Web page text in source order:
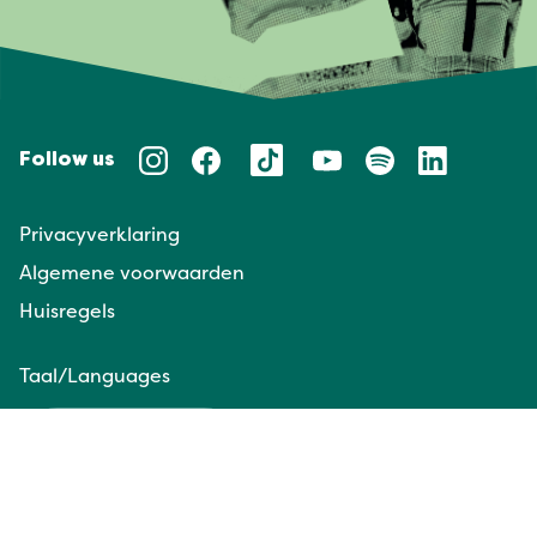
Follow us
Privacyverklaring
Algemene voorwaarden
Huisregels
Taal/Languages